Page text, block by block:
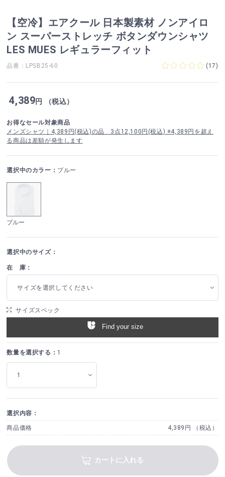
【空冷】エアクール 日本製素材 ノンアイロ
ン スーパーストレッチ ボタンダウンシャツ
LES MUES レギュラーフィット
品番：LPSB25-60 (17)
4,389円 （税込）
お得なセール対象商品
メンズシャツ｜4,389円(税込)の品 3点12,100円(税込) ※4,389円を超え
る商品は差額が発生します
選択中のカラー： ブルー
ブルー
選択中のサイズ：
在 庫：
サイズを選択してください
サイズスペック
Find your size
数量を選択する： 1
選択内容：
商品価格 4,389円 （税込）
カートに入れる